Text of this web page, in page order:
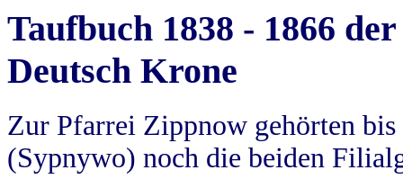
Taufbuch 1838 - 1866
Deutsch Krone
Zur Pfarrei Zippnow gehörten
(Sypnywo) noch die beiden